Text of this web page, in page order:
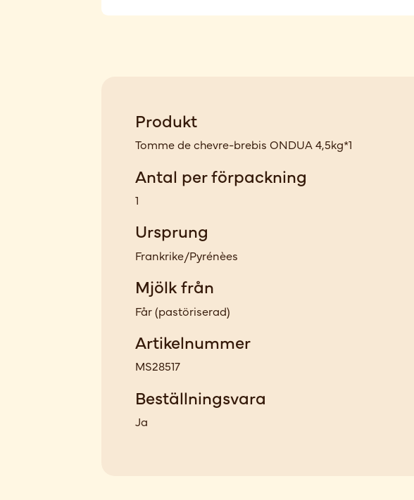
Produkt
Tomme de chevre-brebis ONDUA 4,5kg*1
Antal per förpackning
1
Ursprung
Frankrike/Pyrénèes
Mjölk från
Får(pastöriserad)
Artikelnummer
MS28517
Beställningsvara
Ja